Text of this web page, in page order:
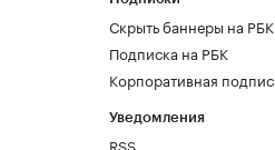
Скрыть баннеры на РБК
Подписка на РБК
Корпоративная
Уведомления
RSS